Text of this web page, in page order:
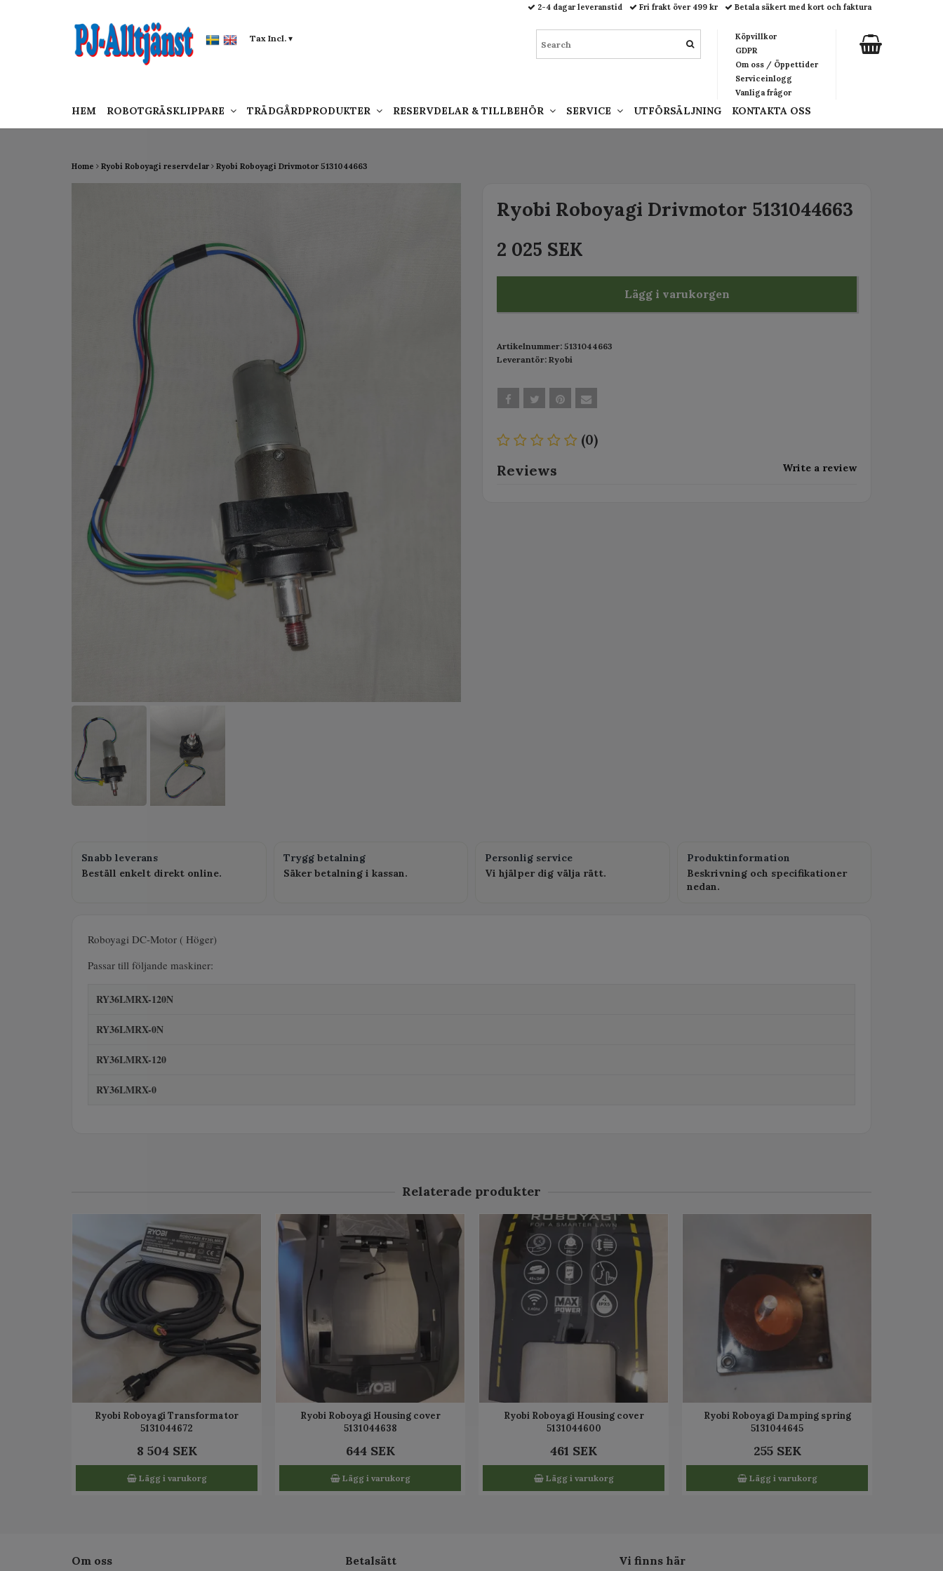
Home Ryobi Roboyagi reservdelar Ryobi Roboyagi Drivmotor 5131044663
Ryobi Roboyagi Drivmotor 5131044663
2 025 SEK
Lägg i varukorgen
Artikelnummer: 5131044663
Leverantör: Ryobi
(0)
Reviews Write a review
Snabb leverans
Beställ enkelt direkt online.
Trygg betalning
Säker betalning i kassan.
Personlig service
Vi hjälper dig välja rätt.
Produktinformation
Beskrivning och specifikationer
nedan.
Roboyagi DC-Motor ( Höger)
Passar till följande maskiner:
RY36LMRX-120N
RY36LMRX-0N
RY36LMRX-120
RY36LMRX-0
Relaterade produkter
Ryobi Roboyagi Transformator
5131044672
8 504 SEK
Lägg i varukorg
Ryobi Roboyagi Housing cover
5131044638
644 SEK
Lägg i varukorg
Ryobi Roboyagi Housing cover
5131044600
461 SEK
Lägg i varukorg
Ryobi Roboyagi Damping spring
5131044645
255 SEK
Lägg i varukorg
Om oss Betalsätt Vi finns här
Tax Incl. ▾
2-4 dagar leveranstid Fri frakt över 499 kr Betala säkert med kort och faktura
Köpvillkor
GDPR
Om oss / Öppettider
Serviceinlogg
Vanliga frågor
HEM ROBOTGRÄSKLIPPARE TRÄDGÅRDPRODUKTER RESERVDELAR & TILLBEHÖR SERVICE UTFÖRSÄLJNING KONTAKTA OSS